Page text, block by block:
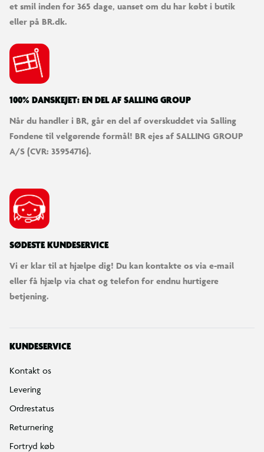
et smil inden for 365 dage, uanset om du har købt i butik
eller på BR.dk.
100% DANSKEJET: EN DEL AF SALLING GROUP
Når du handler i BR, går en del af overskuddet via Salling
Fondene til velgørende formål! BR ejes af SALLING GROUP
A/S (CVR: 35954716).
SØDESTE KUNDESERVICE
Vi er klar til at hjælpe dig! Du kan kontakte os via e-mail
eller få hjælp via chat og telefon for endnu hurtigere
betjening.
KUNDESERVICE
Kontakt os
Levering
Ordrestatus
Returnering
Fortryd køb